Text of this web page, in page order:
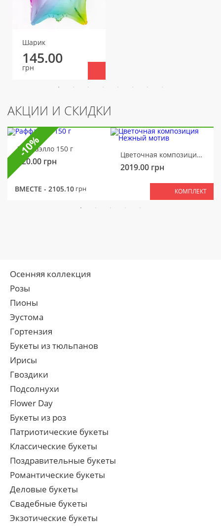
Шарик
145.00
грн
АКЦИИ И СКИДКИ
Раффаэлло 150 г
320.00 грн
Цветочная композиция Нежный мотив
2019.00 грн
ВМЕСТЕ - 2105.10 грн КОМПЛЕКТ
-10%
Осенняя коллекция
Розы
Пионы
Эустома
Гортензия
Букеты из тюльпанов
Ирисы
Гвоздики
Подсолнухи
Flower Day
Букеты из роз
Патриотические букеты
Классические букеты
Поздравительные букеты
Романтические букеты
Деловые букеты
Свадебные букеты
Экзотические букеты